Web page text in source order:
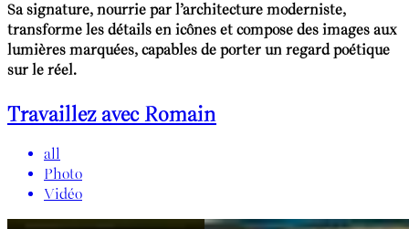
Sa signature, nourrie par l’architecture moderniste,
transforme les détails en icônes et compose des images aux
lumières marquées, capables de porter un regard poétique
sur le réel.
Travaillez avec Romain
all
Photo
Vidéo